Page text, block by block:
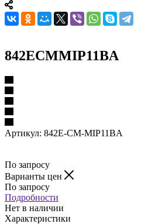
842ECMMIP11BA
Артикул: 842E-CM-MIP11BA
По запросу
Варианты цен
По запросу
Подробности
Нет в наличии
Характеристики